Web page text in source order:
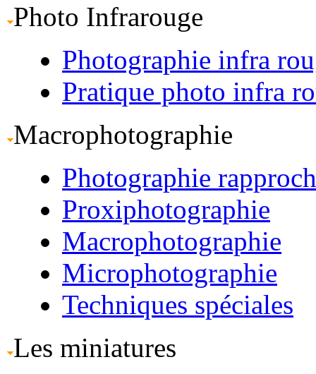
Photo Infrarouge
Photographie infra
Pratique photo infra
Macrophotographie
Photographie
Proxiphotographie
Macrophotographie
Microphotographie
Techniques spéciales
Les miniatures